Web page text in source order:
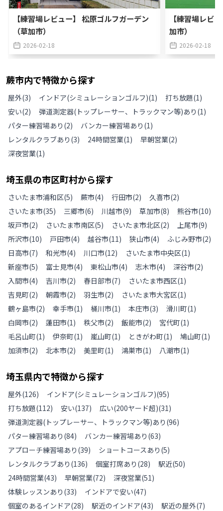
【練習場レビュー】 松原ゴルフガーデン
（草加市）
2026-02-18
【練習場レビ
加市）
2026-02-18
蕨市内で特徴から探す
屋外(3) インドア(シミュレーションゴルフ)(1) 打ち放題(1)
安い(2) 弾道測定器(トップレーサー、トラックマン等)あり (1)
パター練習場あり (2) バンカー練習場あり (1)
レンタルクラブあり (3) 24時間営業(1) 早朝営業(2)
深夜営業(1)
埼玉県の市区町村から探す
さいたま市浦和区(5) 蕨市(4) 行田市(2) 久喜市(2)
さいたま市(35) 三郷市(6) 川越市(9) 草加市(8) 熊谷市(10)
坂戸市(2) さいたま市南区(5) さいたま市北区(2) 上尾市(9)
所沢市(10) 戸田市(4) 越谷市(11) 狭山市(4) ふじみ野市(2)
日高市(7) 和光市(4) 川口市(12) さいたま市中央区(1)
新座市(5) 富士見市(4) 東松山市(4) 志木市(4) 深谷市(2)
入間市(4) 吉川市(2) 春日部市(7) さいたま市西区(1)
吉見町(2) 朝霞市(2) 羽生市(2) さいたま市大宮区(1)
鶴ヶ島市(2) 幸手市(1) 桶川市(1) 本庄市(3) 滑川町(1)
白岡市(2) 蓮田市(1) 秩父市(2) 飯能市(2) 宮代町(1)
毛呂山町(1) 伊奈町(1) 嵐山町(1) ときがわ町(1) 鳩山町(1)
加須市(2) 北本市(2) 美里町(1) 鴻巣市(1) 八潮市(1)
埼玉県内で特徴から探す
屋外(126) インドア(シミュレーションゴルフ)(95)
打ち放題(112) 安い(137) 広い(200ヤード超)(31)
弾道測定器(トップレーサー、トラックマン等)あり (96)
パター練習場あり (84) バンカー練習場あり (63)
アプローチ練習場あり (39) ショートコースあり (5)
レンタルクラブあり (136) 個室打席あり (28) 駅近(50)
24時間営業(43) 早朝営業(72) 深夜営業(51)
体験レッスンあり (33) インドアで安い(47)
個室のあるインドア(28) 駅近のインドア(43) 駅近の屋外(7)